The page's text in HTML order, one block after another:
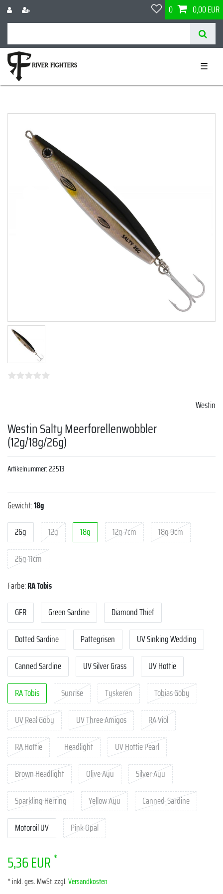
0 0,00 EUR
☰
Westin
Westin Salty Meerforellenwobbler
(12g/18g/26g)
Artikelnummer:22513
Gewicht:18g
26g 12g 18g 12g 7cm 18g 9cm
26g 11cm
Farbe:RA Tobis
GFR Green Sardine Diamond Thief
Dotted Sardine Pattegrisen UV Sinking Wedding
Canned Sardine UV Silver Grass UV Hottie
RA Tobis Sunrise Tyskeren Tobias Goby
UV Real Goby UV Three Amigos RA Viol
RA Hottie Headlight UV Hottie Pearl
Brown Headlight Olive Ayu Silver Ayu
Sparkling Herring Yellow Ayu Canned_Sardine
Motoroil UV Pink Opal
5,36 EUR *
* inkl. ges. MwSt. zzgl.Versandkosten